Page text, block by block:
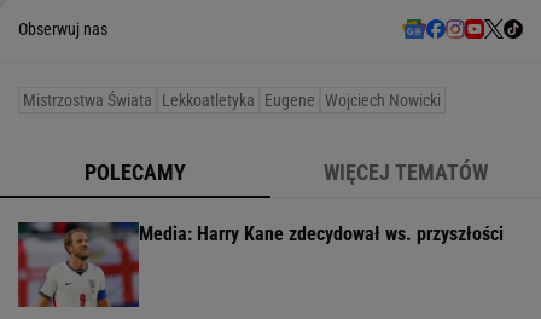
Obserwuj nas
Mistrzostwa Świata Lekkoatletyka Eugene Wojciech Nowicki
POLECAMY WIĘCEJ TEMATÓW
Media: Harry Kane zdecydował ws. przyszłości